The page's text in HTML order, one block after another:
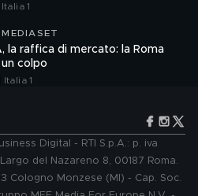
1
la raffica di mercato: la Roma
colpo
Italia 1
Digital - RTI S.p.A.: p. iva
del Nazareno 8, 00187 Roma.
Cologno Monzese (MI) - Cap. Soc.